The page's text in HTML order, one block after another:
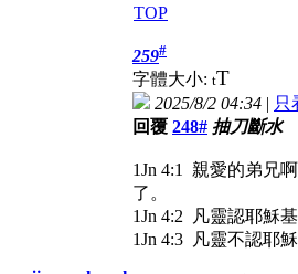
TOP
259#
字體大小: tT
2025/8/2 04:34 | 只
回覆 248# 抽刀斷水
1Jn 4:1 親愛的弟兄
了。
1Jn 4:2 凡靈認耶穌
1Jn 4:3 凡靈不認耶